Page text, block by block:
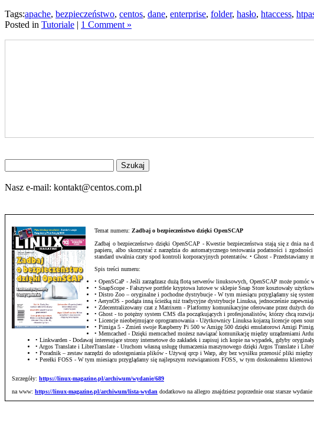
Tags:apache, bezpieczeństwo, centos, dane, enterprise, folder, hasło, htaccess,
Posted in Tutoriale | 1 Comment »
na
stronie
Nasz e-mail: kontakt@centos.com.pl
Temat numeru: Zadbaj o bezpieczeństwo dzięki OpenSCAP
Zadbaj o bezpieczeństwo dzięki OpenSCAP - Kwestie bezpieczeństwa stają się z dnia
papieru, albo skorzystać z narzędzia do automatycznego testowania podatności i
standard uwalnia czaty spod kontroli korporacyjnych potentatów. • Ghost - Przedstawiamy
Spis treści numeru:
• OpenSCaP - Jeśli zarządzasz dużą flotą serwerów linuksowych, OpenSCAP może pomóc
• SnapScope - Fałszywe portfele kryptowa lutowe w sklepie Snap Store kosztowały
• Distro Zoo – oryginalne i pochodne dystrybucje - W tym miesiącu przyglądamy się
• AerynOS - podąża inną ścieżką niż tradycyjne dystrybucje Linuksa, jednocześnie
• Zdecentralizowany czat z Matrixem - Platformy komunikacyjne oferowane przez dużych
• Ghost - to potężny system CMS dla początkujących i profesjonalistów, którzy chcą
• Licencje nieobejmujące oprogramowania - Użytkownicy Linuksa kojarzą licencje open
• Pimiga 5 - Zmień swoje Raspberry Pi 500 w Amigę 500 dzięki emulatorowi Amigi
• Memcached - Dzięki memcached możesz nawiązać komunikację między urządzeniami
• Linkwarden - Dodawaj interesujące strony internetowe do zakładek i zapisuj ich kopie na wypadek, gdyby
• Argos Translate i LibreTranslate - Uruchom własną usługę tłumaczenia maszynowego dzięki Argos Translate i
• Poradnik – zestaw narzędzi do udostępniania plików - Używaj qrcp i Warp, aby bez wysiłku przenosić pliki
• Perełki FOSS - W tym miesiącu przyglądamy się najlepszym rozwiązaniom FOSS, w tym doskonałemu
Szczegóły: https://linux-magazine.pl/archiwum/wydanie/689
na www: https://linux-magazine.pl/archiwum/lista-wydan dodatkowo na allegro znajdziesz poprzednie oraz starsze